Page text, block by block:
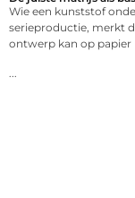
Wie een kunststof
serieproductie, merkt
ontwerp kan op papier